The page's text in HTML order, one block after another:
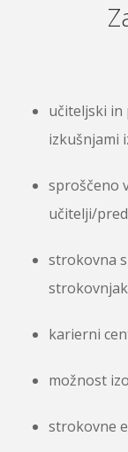
učiteljski in
izkušnjami
sproščeno
učitelji/
strokovna
karierni
možnost
strokovne